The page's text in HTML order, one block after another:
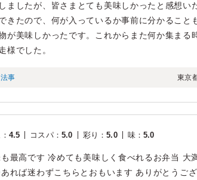
ましたが、皆さまとても美味しかったと感想い
きたので、何が入っているか事前に分かること
が美味しかったです。これからまた何か集まる
様でした。
法事 東京
： 4.5 コスパ： 5.0 彩り ：5.0 味：5.0
最高です 冷めても美味しく食べれるお弁当 大
れば迷わずこちらとおもいます ありがとうござ